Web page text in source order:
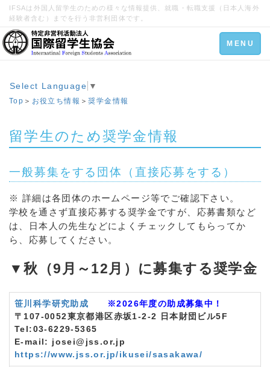
IFSAは外国人留学生のための様々な情報提供、就職・転職支援（日本人海外
経験者含む）までを行う非営利団体です。
Toggle
navigation
MENU
Select Language ▼
Top ＞ お役立ち情報 ＞奨学金情報
留学生のため奨学金情報
一般募集をする団体（直接応募をする）
※ 詳細は各団体のホームページ等でご確認下さい。
学校を通さず直接応募する奨学金ですが、応募書類など
は、日本人の先生などによくチェックしてもらってか
ら、応募してください。
▼秋（9月～12月）に募集する奨学金
笹川科学研究助成
※2026年度の助成募集中！
〒107-0052東京都港区赤坂1-2-2 日本財団ビル5F
Tel:03-6229-5365
E-mail: josei@jss.or.jp
https://www.jss.or.jp/ikusei/sasakawa/